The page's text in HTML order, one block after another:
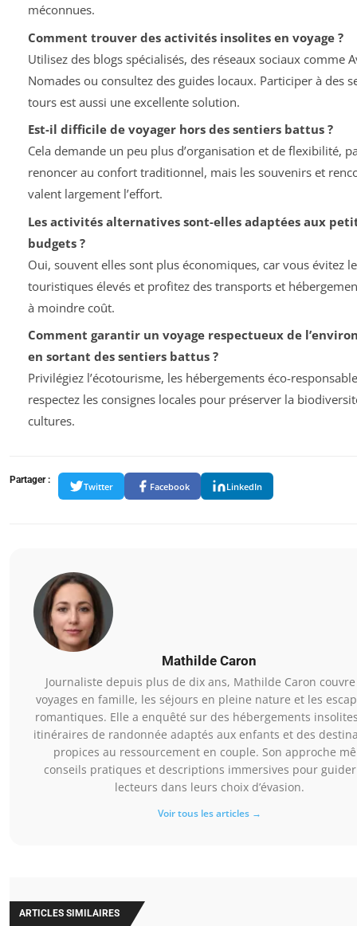
méconnues.
Comment trouver des activités insolites en voyage ?
Utilisez des blogs spécialisés, des réseaux sociaux comme
Nomades ou consultez des guides locaux. Participer à des
tours est aussi une excellente solution.
Est-il difficile de voyager hors des sentiers battus ?
Cela demande un peu plus d’organisation et de flexibilité,
renoncer au confort traditionnel, mais les souvenirs et
valent largement l’effort.
Les activités alternatives sont-elles adaptées aux
budgets ?
Oui, souvent elles sont plus économiques, car vous évitez
touristiques élevés et profitez des transports et
à moindre coût.
Comment garantir un voyage respectueux de
en sortant des sentiers battus ?
Privilégiez l’écotourisme, les hébergements éco-
respectez les consignes locales pour préserver la
cultures.
Partager :
Twitter Facebook LinkedIn
Mathilde Caron
Journaliste depuis plus de dix ans, Mathilde Caron
voyages en famille, les séjours en pleine nature et les
romantiques. Elle a enquêté sur des hébergements
itinéraires de randonnée adaptés aux enfants et des
propices au ressourcement en couple. Son approche
conseils pratiques et descriptions immersives pour
lecteurs dans leurs choix d’évasion.
Voir tous les articles →
ARTICLES SIMILAIRES